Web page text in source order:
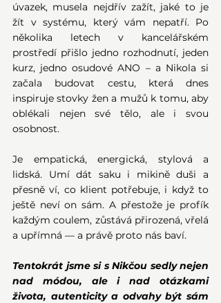
úvazek, musela nejdřív zažít, jaké to je
žít v systému, který vám nepatří. Po
několika letech v kancelářském
prostředí přišlo jedno rozhodnutí, jeden
kurz, jedno osudové ANO – a Nikola si
začala budovat cestu, která dnes
inspiruje stovky žen a mužů k tomu, aby
oblékali nejen své tělo, ale i svou
osobnost.
Je empatická, energická, stylová a
lidská. Umí dát saku i mikině duši a
přesně ví, co klient potřebuje, i když to
ještě neví on sám. A přestože je profík
každým coulem, zůstává přirozená, vřelá
a upřímná — a právě proto nás baví.
Tentokrát jsme si s Nikčou sedly nejen
nad módou, ale i nad otázkami
života, autenticity a odvahy být sám